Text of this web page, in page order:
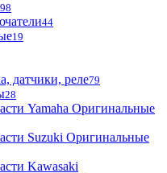
98
44
19
датчики, реле79
28
Оригинальные
Оригинальные